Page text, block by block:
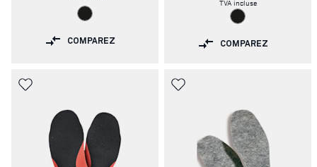
COMPAREZ COMPAREZ